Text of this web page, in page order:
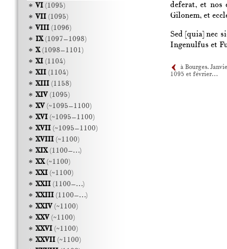
deferat, et nos
Gilonem, et
Sed [quia] nec
Ingenulfus et
à Bourges.
1095 et février…
VI(1095)
VII(1095)
VIII(1096)
IX(1097–1098)
X(1098–1101)
XI(1104)
XII(1104)
XIII(1158)
XIV(1095)
XV(~1095–1100)
XVI(~1095–1100)
XVII(~1095–1100)
XVIII(~1100)
XIX(1100–…)
XX(~1100)
XXI(~1100)
XXII(1100–…)
XXIII(1100–…)
XXIV(~1100)
XXV(~1100)
XXVI(~1100)
XXVII(~1100)